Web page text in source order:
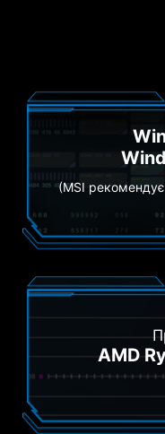
(MSI рекомендує
AMD